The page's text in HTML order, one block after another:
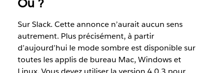
Où ?
Sur Slack. Cette annonce n’aurait aucun sens
autrement. Plus précisément, à partir
d’aujourd’hui le mode sombre est disponible sur
toutes les applis de bureau Mac, Windows et